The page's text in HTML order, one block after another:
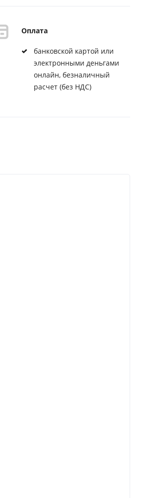
Оплата
банковской картой или
электронными деньгами
онлайн, безналичный
расчет (без НДС)